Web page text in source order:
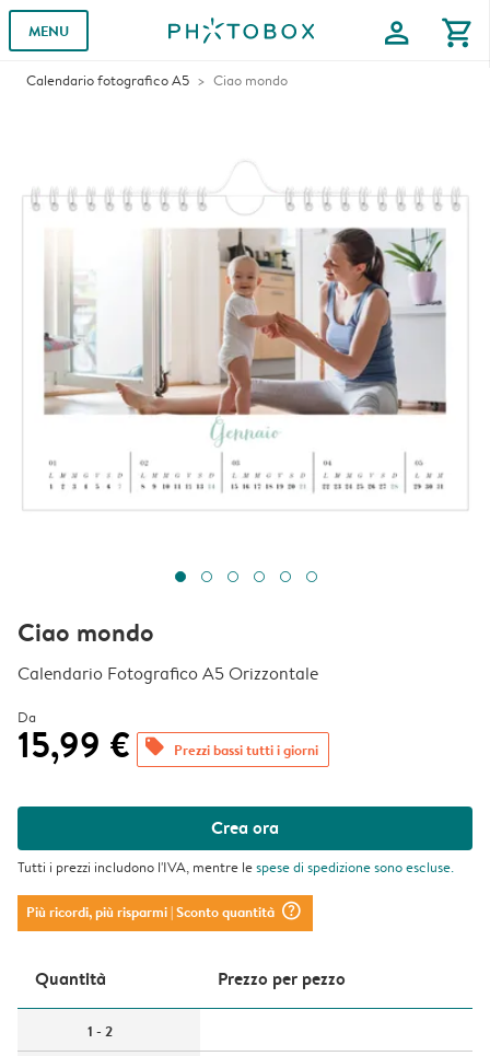
MENU profile shopping_cart
Calendario fotografico A5 Ciao mondo
Ciao mondo
Calendario Fotografico A5 Orizzontale
Da
15,99 € offers Prezzi bassi tutti i giorni
Crea ora
Tutti i prezzi includono l'IVA, mentre lespese di spedizionesono escluse.
Più ricordi, più risparmi| Sconto quantità question_mark_circle
Quantità Prezzo per pezzo
1 - 2